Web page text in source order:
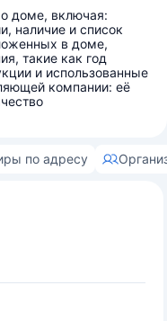
доме, включая:
наличие и список
в доме,
такие как год
и использованные
компании: её
по адресу